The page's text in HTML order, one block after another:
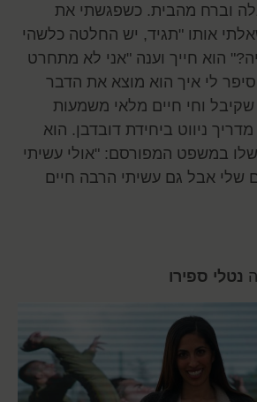
וברח מהבית. כשפגשתי את
אותו "תגיד, יש החלטה כלשהי
הוא חייך וענה "אני לא מתחרט
לי איך הוא מוצא את הדבר
וחי חיים מלאי משמעות
ניווט ביחידת דובדבן. הוא
במשפט המפורסם: "אולי עשיתי
שלי אבל גם עשיתי הרבה חיים
נטלי ספירו